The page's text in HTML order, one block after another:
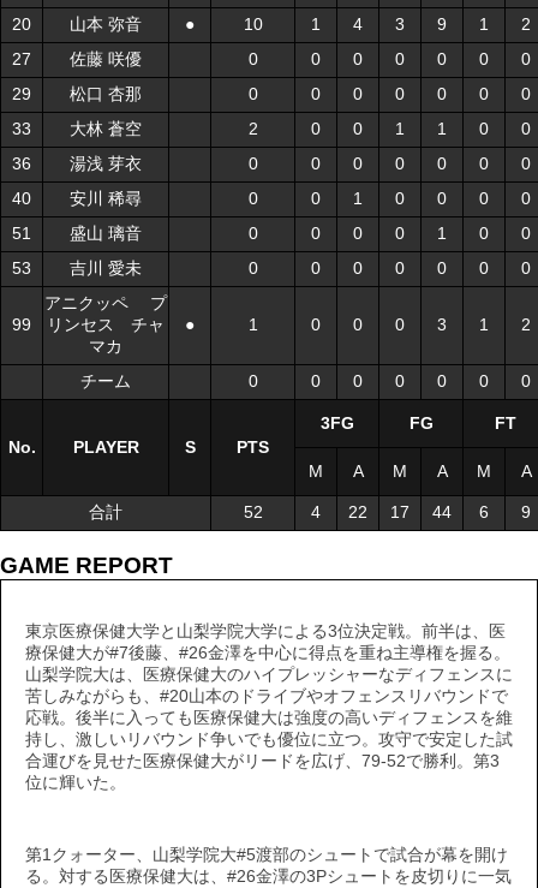
20
山本 弥音
●
27
佐藤 咲優
29
松口 杏那
33
大林 蒼空
36
湯浅 芽衣
40
安川 稀尋
51
盛山 璃音
53
吉川 愛未
99
アニクッペ プ
リンセス チャ
マカ
●
チーム
No. PLAYER S
合計
20
山本 弥音 ● 10 1 4 3 9 1
2
27
佐藤 咲優 0 0 0 0 0 0
0
29
松口 杏那 0 0 0 0 0 0
0
33
大林 蒼空 2 0 0 1 1 0
0
36
湯浅 芽衣 0 0 0 0 0 0
0
40
安川 稀尋 0 0 1 0 0 0
0
51
盛山 璃音 0 0 0 0 1 0
0
53
吉川 愛未 0 0 0 0 0 0 0
99
アニクッペ プ
リンセス チャ
マカ
● 1 0 0 0 3 1 2
チーム 0 0 0 0 0 0 0
No. PLAYER S PTS
3FG FG FT
M A M A M A
合計 52 4 22 17 44 6 9
GAME REPORT
東京医療保健大学と山梨学院大学による3位決定戦。前半は、医
療保健大が#7後藤、#26金澤を中心に得点を重ね主導権を握る。
山梨学院大は、医療保健大のハイプレッシャーなディフェンスに
苦しみながらも、#20山本のドライブやオフェンスリバウンドで
応戦。後半に入っても医療保健大は強度の高いディフェンスを維
持し、激しいリバウンド争いでも優位に立つ。攻守で安定した試
合運びを見せた医療保健大がリードを広げ、79-52で勝利。第3
位に輝いた。
第1クォーター、山梨学院大#5渡部のシュートで試合が幕を開け
る。対する医療保健大は、#26金澤の3Pシュートを皮切りに一気